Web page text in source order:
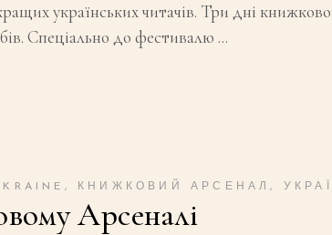
українських читачів. Три дні
Спеціально до фестивалю
, КНИЖКОВИЙ АРСЕНАЛ,
Арсеналі